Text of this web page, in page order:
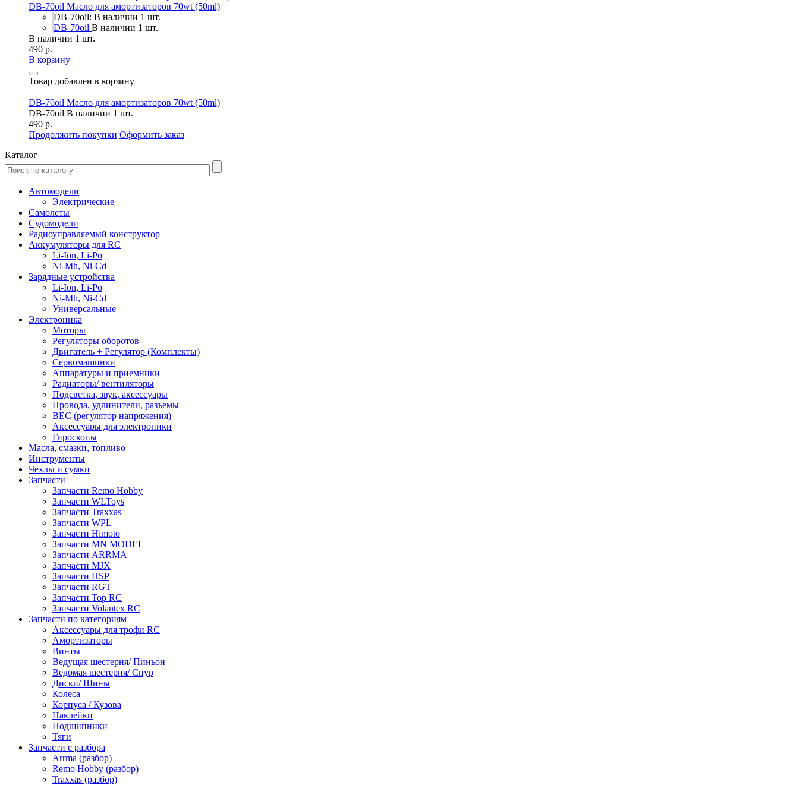
DB-70oil Масло для амортизаторов 70wt (50ml)
DB-70oil: В наличии 1 шт.
DB-70oil В наличии 1 шт.
В наличии 1 шт.
490 р.
В корзину
Товар добавлен в корзину
DB-70oil Масло для амортизаторов 70wt (50ml)
DB-70oil В наличии 1 шт.
490 р.
Продолжить покупки Оформить заказ
Каталог
Автомодели
Электрические
Самолеты
Судомодели
Радиоуправляемый конструктор
Аккумуляторы для RC
Li-Ion, Li-Po
Ni-Mh, Ni-Cd
Зарядные устройства
Li-Ion, Li-Po
Ni-Mh, Ni-Cd
Универсальные
Электроника
Моторы
Регуляторы оборотов
Двигатель + Регулятор (Комплекты)
Сервомашинки
Аппаратуры и приемники
Радиаторы/ вентиляторы
Подсветка, звук, аксессуары
Провода, удлинители, разъемы
BEC (регулятор напряжения)
Аксессуары для электроники
Гироскопы
Масла, смазки, топливо
Инструменты
Чехлы и сумки
Запчасти
Запчасти Remo Hobby
Запчасти WLToys
Запчасти Traxxas
Запчасти WPL
Запчасти Himoto
Запчасти MN MODEL
Запчасти ARRMA
Запчасти MJX
Запчасти HSP
Запчасти RGT
Запчасти Top RC
Запчасти Volantex RC
Запчасти по категориям
Аксессуары для трофи RC
Амортизаторы
Винты
Ведущая шестерня/ Пиньон
Ведомая шестерня/ Спур
Диски/ Шины
Колеса
Корпуса / Кузова
Наклейки
Подшипники
Тяги
Запчасти с разбора
Arrma (разбор)
Remo Hobby (разбор)
Traxxas (разбор)